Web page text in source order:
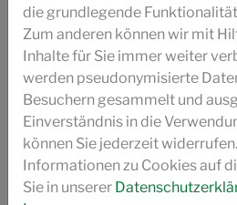
PAIR2PHASE SERIE
POLYFIX ZRC SERIE
POLYFIX FORUMULIERUNGEN
VIDEO
die grundlegende
Zum anderen können wir mit
Inhalte für Sie immer weiter
werden pseudonymisierte
Besuchern gesammelt und
Einverständnis in die
können Sie jederzeit
Informationen zu Cookies auf
Sie in unserer